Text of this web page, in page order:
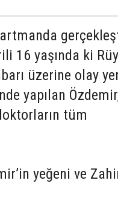
16 yaşında ki
üzerine olay
yapılan
tüm
yeğeni ve